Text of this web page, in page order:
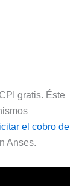
gratis. Éste
el cobro de
Anses.